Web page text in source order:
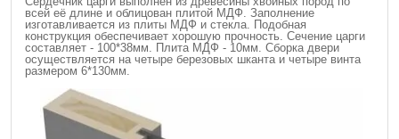
всей её длине и облицован плитой МДФ. Заполнение
изготавливается из плиты МДФ и стекла. Подобная
конструкция обеспечивает хорошую прочность. Сечение царги
составляет - 100*38мм. Плита МДФ - 10мм. Сборка двери
осуществляется на четыре березовых шканта и четыре винта
размером 6*130мм.